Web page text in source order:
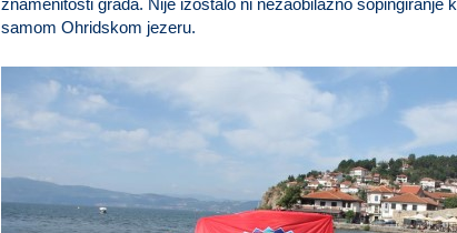
znamenitosti grada. Nije izostalo ni nezaobilazno šopingiranje
samom Ohridskom jezeru.